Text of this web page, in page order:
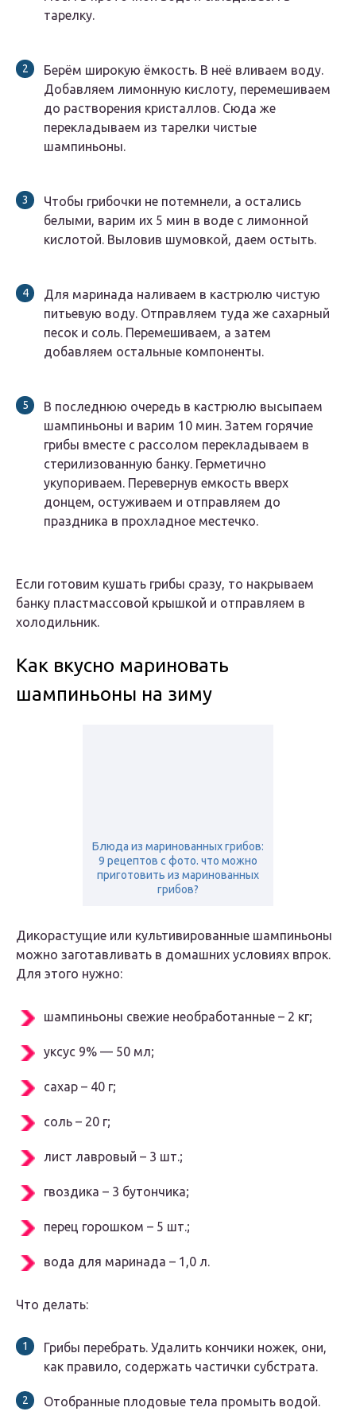
тарелку.
Берём широкую ёмкость. В неё вливаем воду.
Добавляем лимонную кислоту, перемешиваем
до растворения кристаллов. Сюда же
перекладываем из тарелки чистые
шампиньоны.
Чтобы грибочки не потемнели, а остались
белыми, варим их 5 мин в воде с лимонной
кислотой. Выловив шумовкой, даем остыть.
Для маринада наливаем в кастрюлю чистую
питьевую воду. Отправляем туда же сахарный
песок и соль. Перемешиваем, а затем
добавляем остальные компоненты.
В последнюю очередь в кастрюлю высыпаем
шампиньоны и варим 10 мин. Затем горячие
грибы вместе с рассолом перекладываем в
стерилизованную банку. Герметично
укупориваем. Перевернув емкость вверх
донцем, остуживаем и отправляем до
праздника в прохладное местечко.
Если готовим кушать грибы сразу, то накрываем
банку пластмассовой крышкой и отправляем в
холодильник.
Как вкусно мариновать
шампиньоны на зиму
Блюда из маринованных грибов:
9 рецептов с фото. что можно
приготовить из маринованных
грибов?
Дикорастущие или культивированные шампиньоны
можно заготавливать в домашних условиях впрок.
Для этого нужно:
шампиньоны свежие необработанные – 2 кг;
уксус 9% — 50 мл;
сахар – 40 г;
соль – 20 г;
лист лавровый – 3 шт.;
гвоздика – 3 бутончика;
перец горошком – 5 шт.;
вода для маринада – 1,0 л.
Что делать:
Грибы перебрать. Удалить кончики ножек, они,
как правило, содержать частички субстрата.
Отобранные плодовые тела промыть водой.